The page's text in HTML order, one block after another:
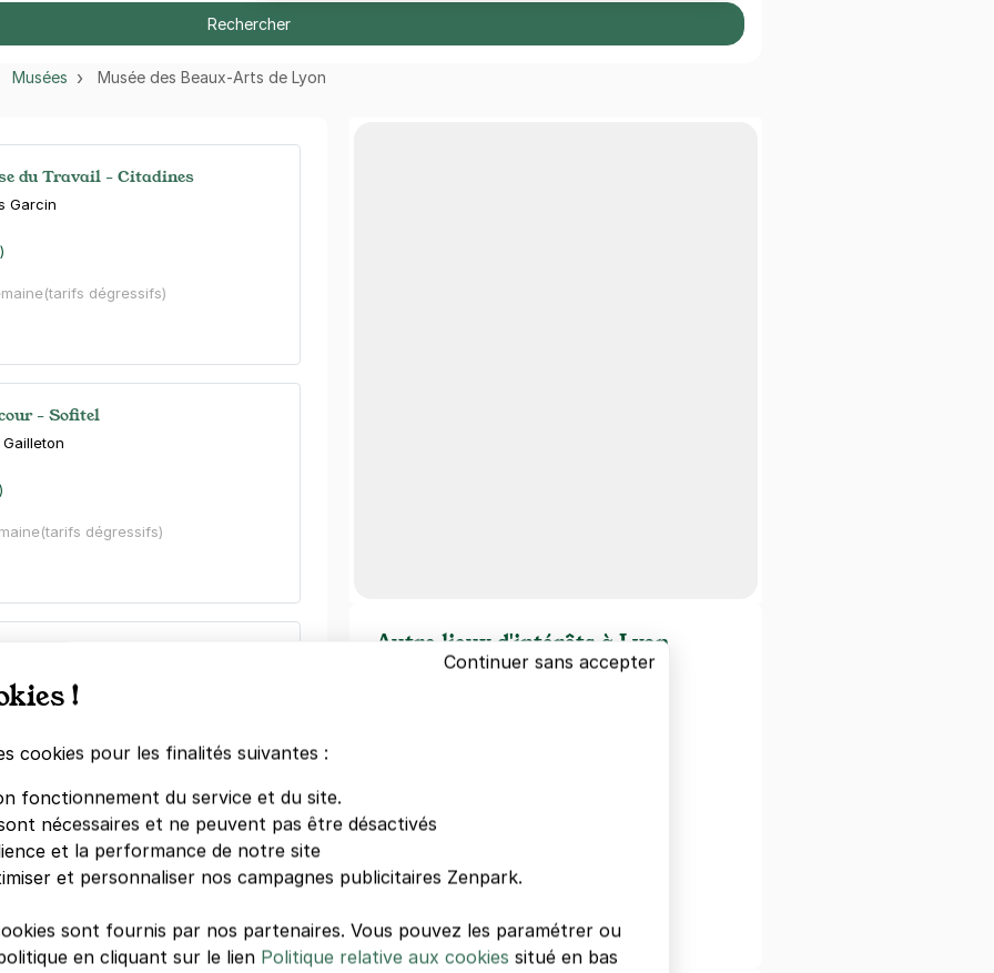
Rechercher
Musées Musée des Beaux-Arts de Lyon
du Travail - Citadines
Garcin
(tarifs dégressifs)
- Sofitel
(tarifs dégressifs)
Autre lieux d'intérêts à Lyon
Hôtel de Ville
Morand
Musée d'Histoire de Lyon
Continuer sans accepter
!
cookies pour les finalités suivantes :
fonctionnement du service et du site.
nécessaires et ne peuvent pas être désactivés
et la performance de notre site
et personnaliser nos campagnes publicitaires Zenpark.
sont fournis par nos partenaires. Vous pouvez les paramétrer ou
en cliquant sur le lien Politique relative aux cookies situé en bas